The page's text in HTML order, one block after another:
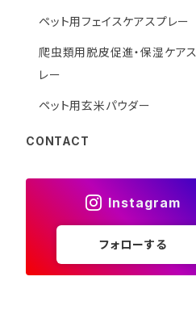
ペット用フェイスケアスプレー
爬虫類用脱皮促進・保湿ケア
レー
ペット用玄米パウダー
CONTACT
Instagram
フォローする